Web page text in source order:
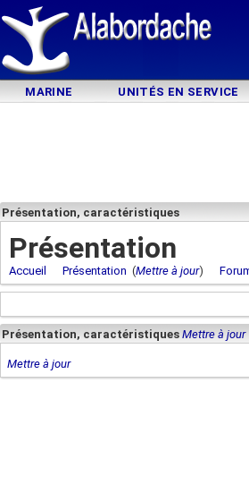
MARINE UNITÉS EN SERVICE
Présentation, caractéristiques
Présentation
Accueil Présentation (Mettre à jour)
Présentation, caractéristiques Mettre à jour
Mettre à jour